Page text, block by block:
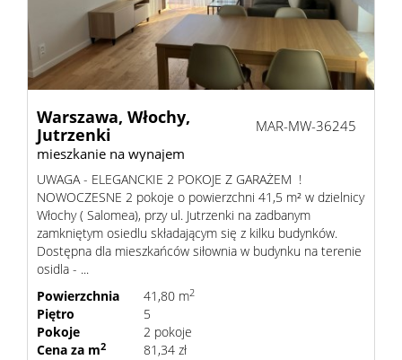
Warszawa, Włochy,
Jutrzenki
mieszkanie na wynajem
MAR-MW-36245
UWAGA - ELEGANCKIE 2 POKOJE Z GARAŻEM !
NOWOCZESNE 2 pokoje o powierzchni 41,5 m² w dzielnicy
Włochy ( Salomea), przy ul. Jutrzenki na zadbanym
zamkniętym osiedlu składającym się z kilku budynków.
Dostępna dla mieszkańców siłownia w budynku na terenie
osidla - ...
Powierzchnia
41,80 m2
Piętro
5
Pokoje
2 pokoje
Cena za m2 81,34 zł